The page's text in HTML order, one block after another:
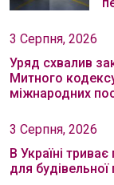
3 Серпня, 2026
Уряд схвалив
Митного
міжнародних
3 Серпня, 2026
В Україні
для будівельної